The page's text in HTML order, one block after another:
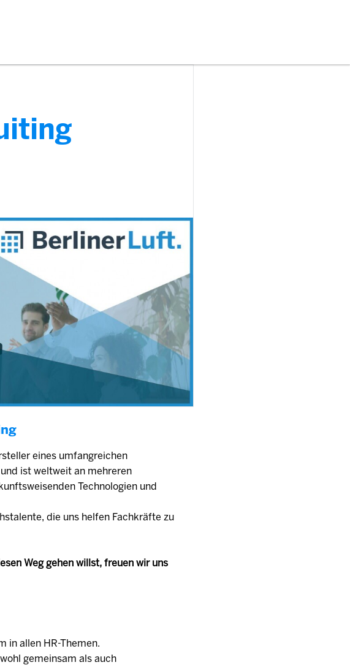
eines umfangreichen
ist weltweit an mehreren
Technologien und
die uns helfen Fachkräfte zu
Weg gehen willst, freuen wir uns
in allen HR-Themen.
gemeinsam als auch